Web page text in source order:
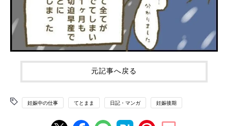
元記事へ戻る
妊娠中の仕事 てとまま 日記・マンガ 妊娠後期